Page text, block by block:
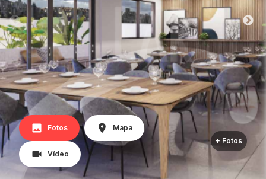
Fotos Mapa
Vídeo
+ Fotos